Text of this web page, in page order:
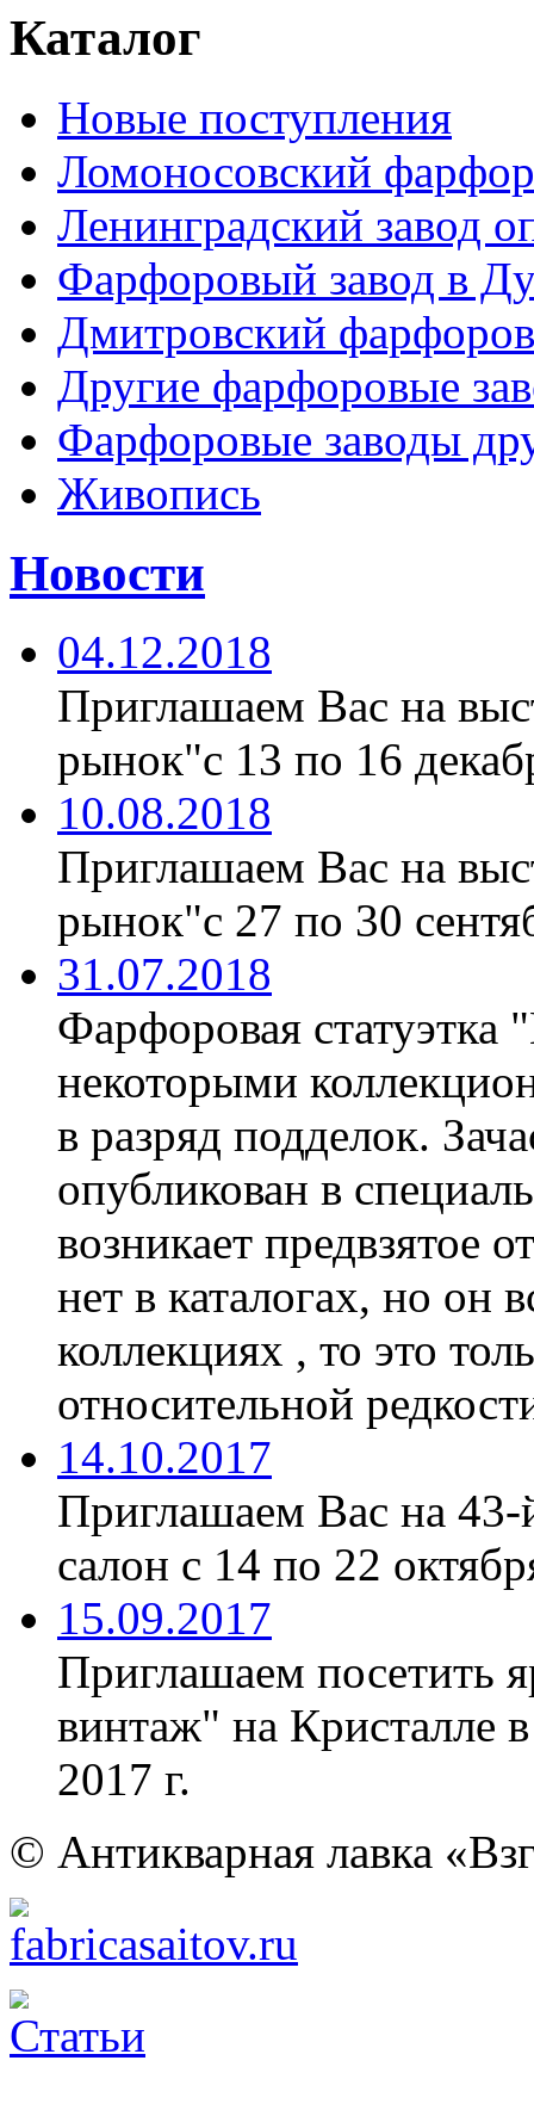
Каталог
Новые поступления
Ломоносовский
Ленинградский завод
Фарфоровый завод в
Дмитровский
Другие фарфоровые
Фарфоровые заводы
Живопись
Новости
04.12.2018
Приглашаем Вас на
рынок"с 13 по 16
10.08.2018
Приглашаем Вас на
рынок"с 27 по 30
31.07.2018
Фарфоровая статуэтка
некоторыми
в разряд подделок.
опубликован в
возникает предвзятое
нет в каталогах, но он
коллекциях , то это
относительной
14.10.2017
Приглашаем Вас на
салон с 14 по 22
15.09.2017
Приглашаем посетить
винтаж" на Кристалле
2017 г.
© Антикварная лавка